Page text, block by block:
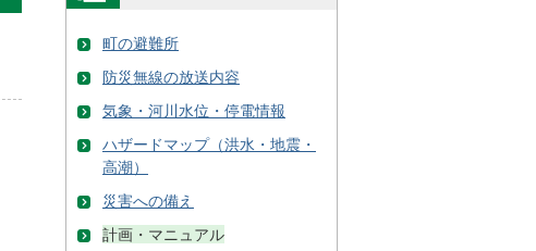
町の避難所
防災無線の放送内容
気象・河川水位・停電情報
ハザードマップ（洪水・地震・
高潮）
災害への備え
計画・マニュアル